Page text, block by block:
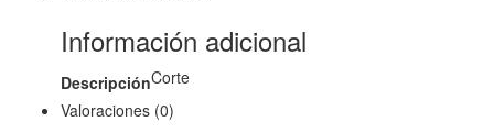
Información adicional
DescripciónCorte
Valoraciones (0)